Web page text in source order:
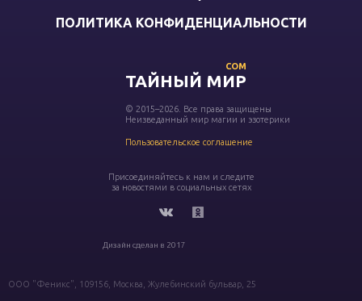
ПОЛИТИКА КОНФИДЕНЦИАЛЬНОСТИ
ТАЙНЫЙ МИР
COM
© 2015–2026. Все права защищены
Неизведанный мир магии и эзотерики
Пользовательское соглашение
Присоединяйтесь к нам и следите
за новостями в социальных сетях
Дизайн сделан в 2017
ООО "Феникс", 109156, Москва, Жулебинский бульвар, 25